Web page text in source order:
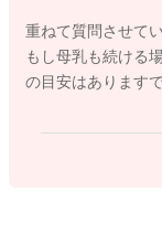
またおっぱいをこ
られることもある
けにされてみるの
重ねて質問させて
もし母乳も続ける
の目安はあります